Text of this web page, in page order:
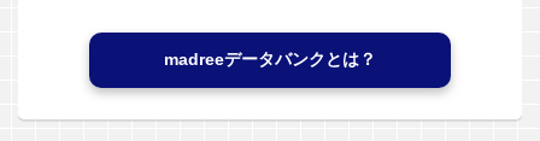
madreeデータバンクとは？